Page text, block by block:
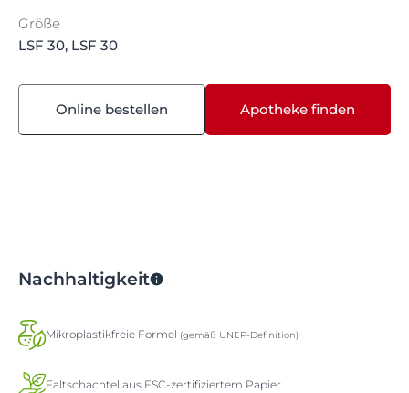
Größe
LSF 30, LSF 30
Online bestellen Apotheke finden
Nachhaltigkeit
Mikroplastikfreie Formel (gemäß UNEP-Definition)
Faltschachtel aus FSC-zertifiziertem Papier